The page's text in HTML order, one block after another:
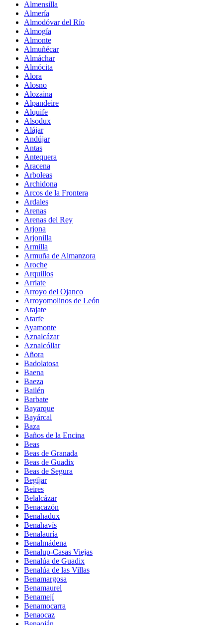
Almensilla
Almería
Almodóvar del Río
Almogía
Almonte
Almuñécar
Almáchar
Almócita
Alora
Alosno
Alozaina
Alpandeire
Alquife
Alsodux
Alájar
Andújar
Antas
Antequera
Aracena
Arboleas
Archidona
Arcos de la Frontera
Ardales
Arenas
Arenas del Rey
Arjona
Arjonilla
Armilla
Armuña de Almanzora
Aroche
Arquillos
Arriate
Arroyo del Ojanco
Arroyomolinos de León
Atajate
Atarfe
Ayamonte
Aznalcázar
Aznalcóllar
Añora
Badolatosa
Baena
Baeza
Bailén
Barbate
Bayarque
Bayárcal
Baza
Baños de la Encina
Beas
Beas de Granada
Beas de Guadix
Beas de Segura
Begíjar
Beires
Belalcázar
Benacazón
Benahadux
Benahavís
Benalauría
Benalmádena
Benalup-Casas Viejas
Benalúa de Guadix
Benalúa de las Villas
Benamargosa
Benamaurel
Benamejí
Benamocarra
Benaocaz